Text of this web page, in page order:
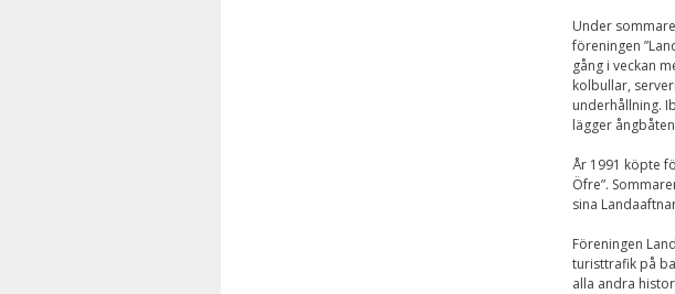
Under
föreningen
gång i veckan
kolbullar,
underhållning.
lägger
År 1991 köpte
Öfre”.
sina
Föreningen
turisttrafik på
alla andra